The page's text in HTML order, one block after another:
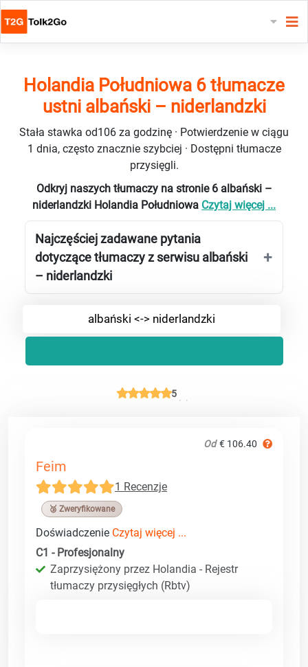
Holandia Południowa 6 tłumacze
ustni albański – niderlandzki
Stała stawka od106 za godzinę · Potwierdzenie w ciągu
1 dnia, często znacznie szybciej · Dostępni tłumacze
przysięgli.
Odkryj naszych tłumaczy na stronie 6 albański –
niderlandzki Holandia Południowa Czytaj więcej ...
Najczęściej zadawane pytania
dotyczące tłumaczy z serwisu albański
– niderlandzki
albański <-> niderlandzki
5
Od € 106.40
Feim
1 Recenzje
🥉 Zweryfikowane
Doświadczenie Czytaj więcej ...
C1 - Profesjonalny
Zaprzysiężony przez Holandia - Rejestr
tłumaczy przysięgłych (Rbtv)